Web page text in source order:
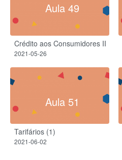
Aula 49
Crédito aos Consumidores II
2021-05-26
Aula 51
Tarifários (1)
2021-06-02